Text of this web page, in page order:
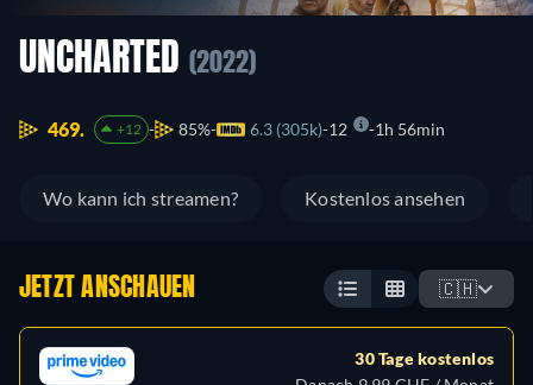
UNCHARTED (2022)
469. +12 85% 6.3 (305k) 12 1h 56min
Wo kann ich streamen? Kostenlos ansehen
JETZT ANSCHAUEN 🇨🇭
30 Tage kostenlos